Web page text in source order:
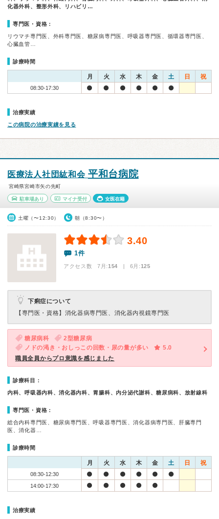
化器外科、整形外科、リハビリ…
専門医・資格：
リウマチ専門医、外科専門医、糖尿病専門医、呼吸器専門医、循環器専門医、
心臓血管…
診療時間
月 火 水 木 金 土 日 祝
08:30-17:30
治療実績
この病院の治療実績を見る
医療法人社団紘和会 平和台病院
宮崎県宮崎市矢の先町
駐車場あり マイナ受付 女医在籍
土曜（〜12:30） 朝（8:30〜）
3.40
1件
アクセス数 7月:154 | 6月:125
下痢症について
【専門医・資格】 消化器病専門医、消化器内視鏡専門医
糖尿病科
2型糖尿病
ノドの渇き・おしっこの回数・尿の量が多い
5.0
職員全員からプロ意識を感じました
診療科目：
内科、呼吸器内科、消化器内科、胃腸科、内分泌代謝科、糖尿病科、放射線科
専門医・資格：
総合内科専門医、糖尿病専門医、呼吸器専門医、消化器病専門医、肝臓専門
医、消化器…
診療時間
月 火 水 木 金 土 日 祝
08:30-12:30
14:00-17:30
治療実績